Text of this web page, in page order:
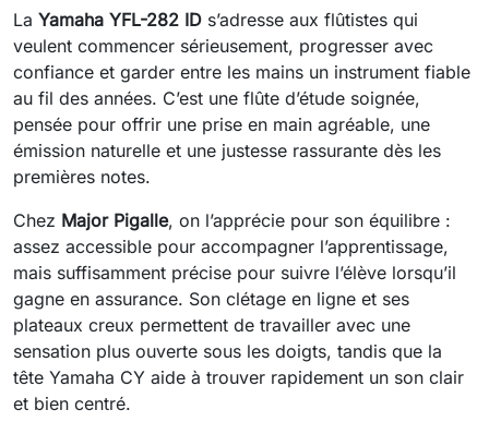
La Yamaha YFL-282 ID s’adresse aux flûtistes qui
veulent commencer sérieusement, progresser avec
confiance et garder entre les mains un instrument fiable
au fil des années. C’est une flûte d’étude soignée,
pensée pour offrir une prise en main agréable, une
émission naturelle et une justesse rassurante dès les
premières notes.
Chez Major Pigalle, on l’apprécie pour son équilibre :
assez accessible pour accompagner l’apprentissage,
mais suffisamment précise pour suivre l’élève lorsqu’il
gagne en assurance. Son clétage en ligne et ses
plateaux creux permettent de travailler avec une
sensation plus ouverte sous les doigts, tandis que la
tête Yamaha CY aide à trouver rapidement un son clair
et bien centré.